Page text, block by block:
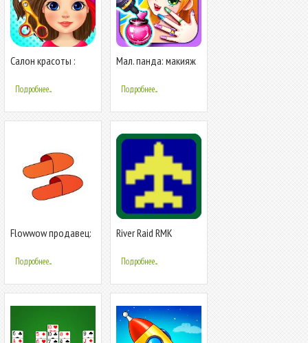
Салон красоты :
Подробнее...
Мал. панда: макияж
Подробнее...
Flowwow продавец:
вложений
Подробнее...
River Raid RMK
Подробнее...